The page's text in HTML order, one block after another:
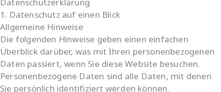
Datenschutzerklärung
1. Datenschutz auf einen Blick
Allgemeine Hinweise
Die folgenden Hinweise geben einen einfachen
Überblick darüber, was mit Ihren personenbezogenen
Daten passiert, wenn Sie diese Website besuchen.
Personenbezogene Daten sind alle Daten, mit denen
Sie persönlich identifiziert werden können.